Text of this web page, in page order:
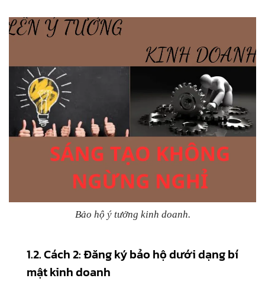
Bảo hộ ý tưởng kinh doanh.
1.2. Cách 2: Đăng ký bảo hộ dưới dạng bí
mật kinh doanh